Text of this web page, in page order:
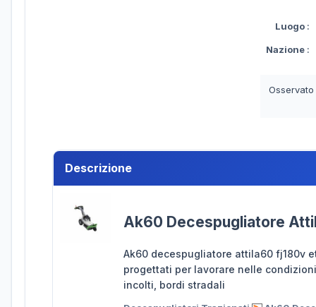
Luogo :
Nazione :
Descrizione
Ak60 Decespugliatore
Ak60 decespugliatore attila60 fj180v
progettati per lavorare nelle
incolti, bordi stradali